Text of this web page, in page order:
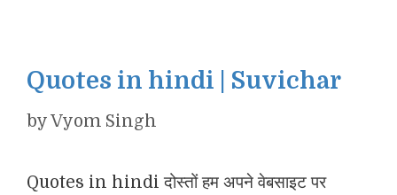
Quotes in hindi | Suvichar
byVyom Singh
Quotes in hindi दोस्तों हम अपने वेबसाइट पर